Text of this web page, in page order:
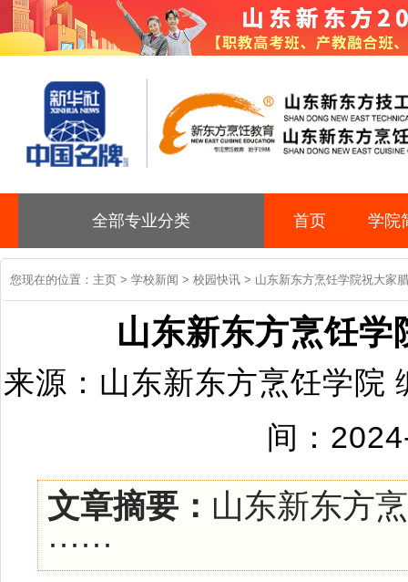
全部专业分类 首页 学院
您现在的位置： 主页 > 学校新闻 > 校园快讯 > 山东新东方烹饪学院祝大家
山东新东方烹饪
来源：山东新东方烹饪学院
间：
文章摘要： 山东新东方
······